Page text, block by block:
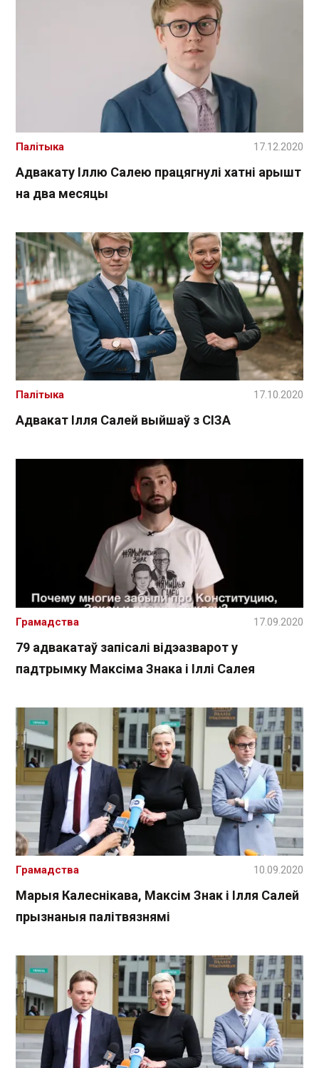
Адвакату Іллю Салею працягнулі хатні арышт
на два месяцы
Палітыка 17.12.2020
Адвакат Ілля Салей выйшаў з СІЗА
Палітыка 17.10.2020
79 адвакатаў запісалі відэазварот у
падтрымку Максіма Знака і Іллі Салея
Грамадства 17.09.2020
Марыя Калеснікава, Максім Знак і Ілля Салей
прызнаныя палітвязнямі
Грамадства 10.09.2020